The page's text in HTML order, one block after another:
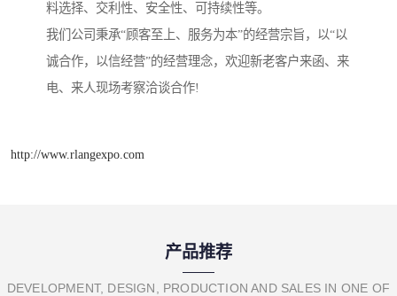
料选择、交利性、安全性、可持续性等。
我们公司秉承“顾客至上、服务为本”的经营宗旨，以“以
诚合作，以信经营”的经营理念，欢迎新老客户来函、来
电、来人现场考察洽谈合作!
http://www.rlangexpo.com
产品推荐
DEVELOPMENT, DESIGN, PRODUCTION AND SALES IN ONE OF